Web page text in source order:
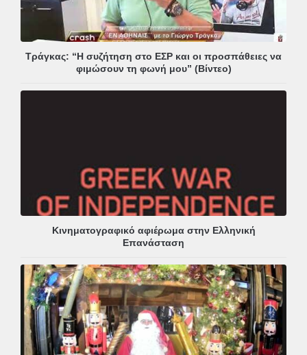
Τράγκας: “Η συζήτηση στο ΕΣΡ και οι προσπάθειες να
φιμώσουν τη φωνή μου” (Βίντεο)
Κινηματογραφικό αφιέρωμα στην Ελληνική
Επανάσταση